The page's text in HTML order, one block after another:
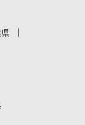
｜